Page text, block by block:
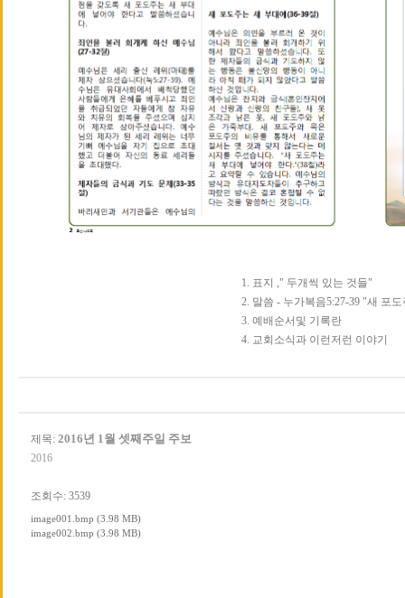
1. 표지 ," 두개씩 있는 것들"
2. 말씀 - 누가복음5:27-39 "새 포
3. 예배순서및 기록란
4. 교회소식과 이런저런 이야기
제목: 2016년 1월 셋째주일 주보
2016
조회수: 3539
image001.bmp (3.98 MB)
image002.bmp (3.98 MB)